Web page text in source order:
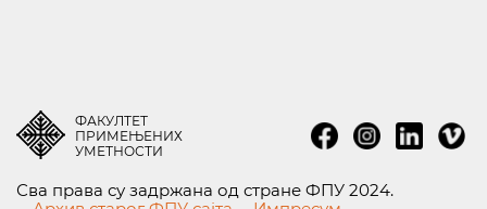
ФАКУЛТЕТ
ПРИМЕЊЕНИХ
УМЕТНОСТИ
Сва права су задржана од стране ФПУ 2024.